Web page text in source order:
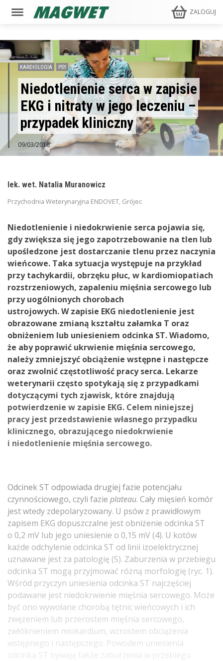
ZALOGUJ
KARDIOLOGIA PSY
Niedotlenienie serca w zapisie
EKG i nitraty w jego leczeniu –
przypadek kliniczny
09/03/2018
lek. wet. Natalia Muranowicz
Przychodnia Weterynaryjna ENDOVET, Grójec
Niedotlenienie i niedokrwienie serca pojawia się,
gdy zwiększa się jego zapotrzebowanie na tlen lub
upośledzone jest dostarczanie tlenu przez naczynia
wieńcowe. Taka sytuacja występuje na przykład
przy tachykardii, obrzęku płuc, w kardiomiopatiach
rozstrzeniowych, zapaleniu mięśnia sercowego lub
przy uogólnionych chorobach
ustrojowych. W zapisie EKG niedotlenienie jest
obrazowane zmianą kształtu załamka T oraz
obniżeniem lub uniesieniem odcinka ST. Wiadomo,
że aby poprawić ukrwienie mięśnia sercowego,
należy zmniejszyć obciążenie wstępne i następcze
oraz zwolnić częstotliwość pracy serca. Lekarze
weterynarii często spotykają się z przypadkami
dotyczącymi tych zjawisk, które znajdują
potwierdzenie w zapisie EKG. Celem niniejszej
pracy jest przedstawienie własnego przypadku
klinicznego, obrazującego niedokrwienie
i niedotlenienie mięśnia sercowego.
Odcinek ST odpowiada drugiej fazie potencjału
czynnościowego, czyli fazie plateau. Cały mięsień komór
jest wtedy zdepolaryzowany. U psów z prawidłowym
zapisem EKG dopuszczalne jest obniżenie odcinka ST
o 0,2 mV lub jego uniesienie o 0,15 mV (4). U kotów
każde odchylenie odcinka ST od linii izoelektrycznej
uznawane jest za patologię (5). Zaburzenia w przebiegu
odcinka ST mogą przyjmować różną morfologię (ryc. 1).
Wśród przyczyn uniesienia odcinka ST najczęściej
podawane jest niedokrwienie mięśnia sercowego. Może
być ono wywołane chorobą tętnic wieńcowych i ich
zwężeniem lub przerostem mięśnia sercowego,
zwłóknieniem miokardium, wzrostem obciążenia
wstępnego i następczego. Powodem uniesienia
odcinka ST bywają także zaburzenia w przebiegu